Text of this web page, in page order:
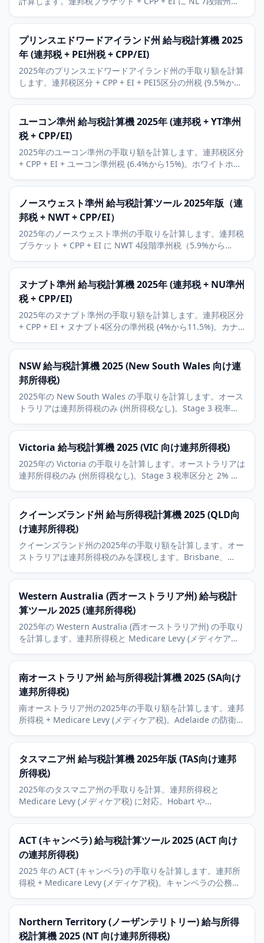
プリンスエドワードアイランド州 給与税計算機 2025
年 (連邦税 + PEI州税 + CPP/EI)
2025年のプリンスエドワードアイランド州の手取り額を計算
します。連邦税区分 + CPP + EI + PEI5区分の州税 (9.5%から
ユーコン準州 給与税計算機 2025年 (連邦税 + YT準州
税 + CPP/EI)
2025年のユーコン準州の手取り額を計算します。連邦税区分
+ CPP + EI + ユーコン準州税 (6.4%から15%)。ホワイトホー
ノースウェスト準州 給与税計算ツール 2025年版（連
邦税 + NWT + CPP/EI）
2025年のノースウェスト準州の手取りを計算します。連邦税
ブラケット + CPP + EI に NWT 4段階準州税（5.9%から
景。
ヌナブト準州 給与税計算機 2025年 (連邦税 + NU準州
税 + CPP/EI)
2025年のヌナブト準州の手取り額を計算します。連邦税区分
+ CPP + EI + ヌナブト4区分の準州税 (4%から11.5%)。カナ
NSW 給与税計算機 2025 (New South Wales 向け連
邦所得税)
2025年の New South Wales の手取りを計算します。オース
トラリアは連邦所得税のみ (州所得税なし)。Stage 3 税率区
解説します。
Victoria 給与税計算機 2025 (VIC 向け連邦所得税)
2025年の Victoria の手取りを計算します。オーストラリアは
連邦所得税のみ (州所得税なし)。Stage 3 税率区分と 2% の
ます。
クイーンズランド州 給与所得税計算機 2025 (QLD向
け連邦所得税)
クイーンズランド州の2025年の手取り額を計算します。オー
ストラリアは連邦所得税のみを課税します。Brisbane、
Western Australia (西オーストラリア州) 給与税計
算ツール 2025 (連邦所得税)
2025年の Western Australia (西オーストラリア州) の手取り
を計算します。連邦所得税と Medicare Levy (メディケア税)
南オーストラリア州 給与所得税計算機 2025 (SA向け
連邦所得税)
南オーストラリア州の2025年の手取り額を計算します。連邦
所得税 + Medicare Levy (メディケア税)。Adelaide の防衛産
タスマニア州 給与税計算機 2025年版 (TAS向け連邦
所得税)
2025年のタスマニア州の手取りを計算。連邦所得税と
Medicare Levy (メディケア税) に対応。Hobart や
産業も解説します。
ACT (キャンベラ) 給与税計算ツール 2025 (ACT 向け
の連邦所得税)
2025 年の ACT (キャンベラ) の手取りを計算します。連邦所
得税 + Medicare Levy (メディケア税)。キャンベラの公務員
Northern Territory (ノーザンテリトリー) 給与所得
税計算機 2025 (NT 向け連邦所得税)